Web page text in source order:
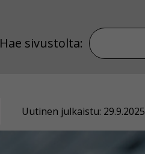
Hae sivustolta:
Uutinen julkaistu: 29.9.2025